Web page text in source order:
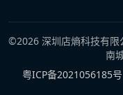
©2026 深圳店熵科技有
南
粤ICP备2021056185号